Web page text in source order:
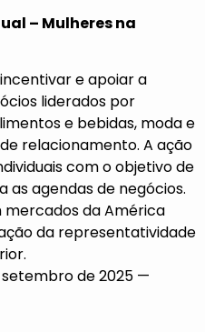
– Mulheres na
e apoiar a
liderados por
e bebidas, moda e
relacionamento. A ação
com o objetivo de
agendas de negócios.
da América
da representatividade
de 2025 —